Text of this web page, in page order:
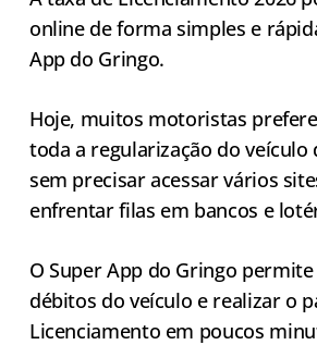
online de forma simples e
App do Gringo.
Hoje, muitos motoristas
toda a regularização do veículo
sem precisar acessar vários
enfrentar filas em bancos e
O Super App do Gringo
débitos do veículo e realizar o
Licenciamento em poucos